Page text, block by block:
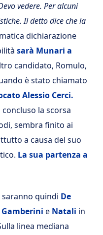
vedere. Per alcuni
Il detto dice che la
dichiarazione
sarà Munari a
candidato, Romulo,
è stato chiamato
Alessio Cerci.
concluso la scorsa
sembra finito ai
a causa del suo
La sua partenza a
quindi De
Gamberini e Natali in
linea mediana